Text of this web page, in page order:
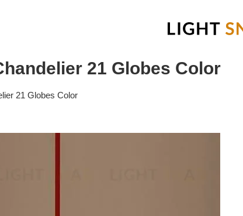
21 Globes Color
21 Globes Color